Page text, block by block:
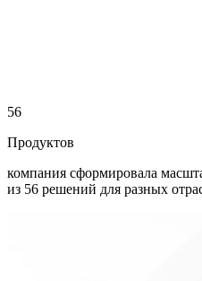
56
Продуктов
компания сформировала
из 56 решений для разных